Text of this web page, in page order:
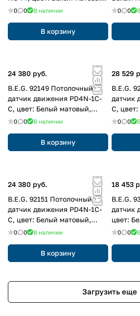
похожий RAL9010
0 0 В наличии
В корзину
RAL9010
0 0
24 380 руб.
B.E.G. 92149 Потолочный
датчик движения PD4N-1C-
C, цвет: Белый матовый,
похожий RAL9010
0 0 В наличии
В корзину
28 529
B.E.G.
датчик
C,
0 0
24 380 руб.
B.E.G. 92151 Потолочный
датчик движения PD4N-1C-
C, цвет: Белый матовый,
похожий RAL9010
0 0 В наличии
В корзину
18 453
B.E.G.
датчик
цвет:
0 0
Загрузить еще